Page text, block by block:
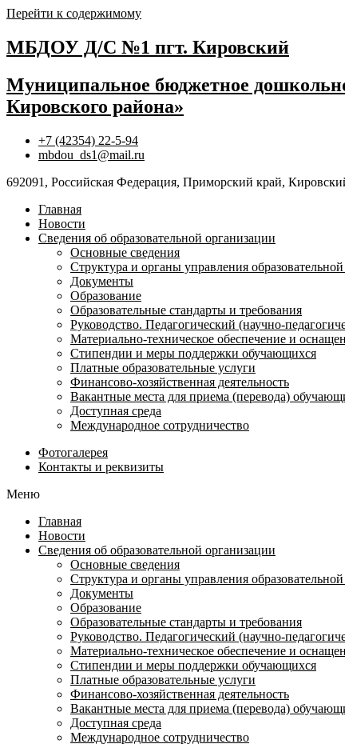
Перейти к содержимому
МБДОУ Д/С №1 пгт. Кировский
Муниципальное бюджетное
Кировского района»
+7 (42354) 22-5-94
mbdou_ds1@mail.ru
692091, Российская Федерация, Приморский край,
Главная
Новости
Сведения об образовательной организации
Основные сведения
Структура и органы управления
Документы
Образование
Образовательные стандарты и требования
Руководство. Педагогический (научно-
Материально-техническое обеспечение и
Стипендии и меры поддержки обучающихся
Платные образовательные услуги
Финансово-хозяйственная деятельность
Вакантные места для приема (перевода)
Доступная среда
Международное сотрудничество
Фотогалерея
Контакты и реквизиты
Меню
Главная
Новости
Сведения об образовательной организации
Основные сведения
Структура и органы управления
Документы
Образование
Образовательные стандарты и требования
Руководство. Педагогический (научно-
Материально-техническое обеспечение и
Стипендии и меры поддержки обучающихся
Платные образовательные услуги
Финансово-хозяйственная деятельность
Вакантные места для приема (перевода)
Доступная среда
Международное сотрудничество